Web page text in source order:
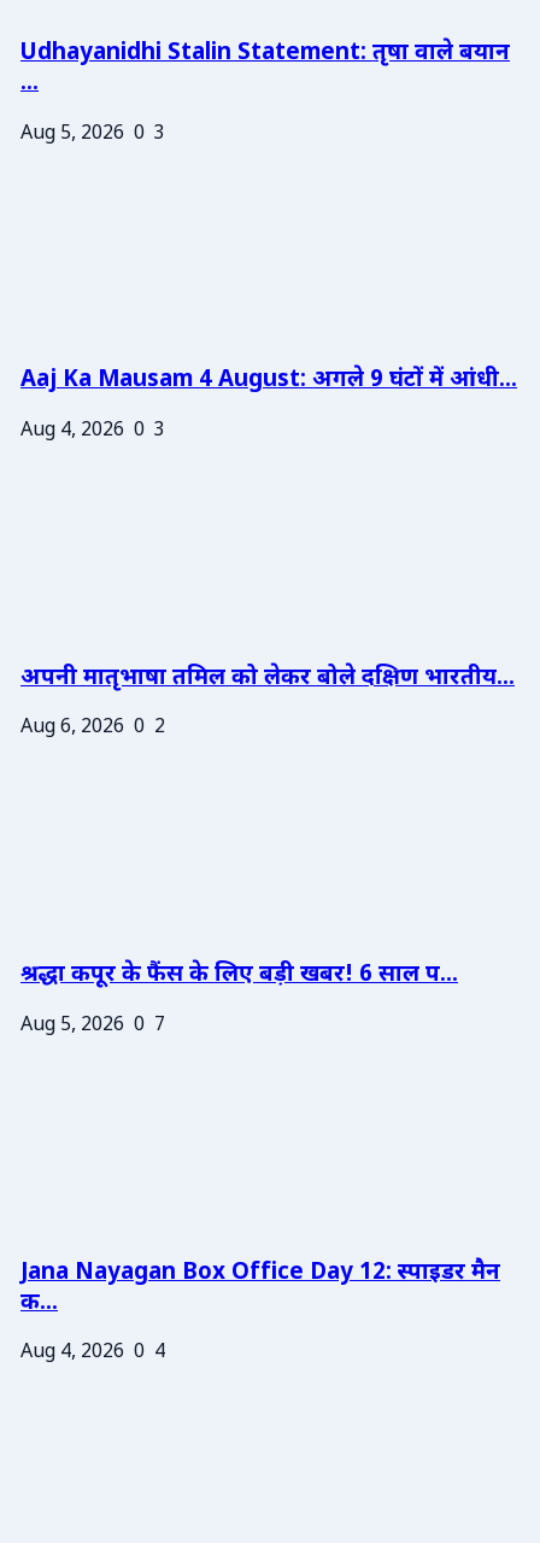
Udhayanidhi Stalin Statement: तृषा वाले बयान
...
Aug 5, 2026 0 3
Aaj Ka Mausam 4 August: अगले 9 घंटों में आंधी...
Aug 4, 2026 0 3
अपनी मातृभाषा तमिल को लेकर बोले दक्षिण भारतीय...
Aug 6, 2026 0 2
श्रद्धा कपूर के फैंस के लिए बड़ी खबर! 6 साल प...
Aug 5, 2026 0 7
Jana Nayagan Box Office Day 12: स्पाइडर मैन
क...
Aug 4, 2026 0 4